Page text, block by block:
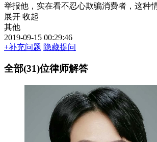
举报他，实在看不忍心欺骗消费者，这种
展开 收起
其他
2019-09-15 00:29:46
+补充问题 隐藏提问
全部(31)位律师解答